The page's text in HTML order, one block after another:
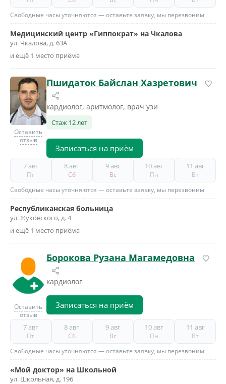
Свободные часы уточняются — оставьте заявку, мы перезвоним
Медицинский центр «Гиппократ» на Чкалова
ул. Чкалова, д. 63А
и ещё 1 место приёма
Оставить
отзыв
Пшидаток Байслан Хазретович
кардиолог, аритмолог, врач узи
Стаж 12 лет
Записаться на приём
7 авг
Пт
8 авг
Сб
9 авг
Вс
10 авг
Пн
11 авг
Вт
Свободные часы уточняются — оставьте заявку, мы перезвоним
Республиканская больница
ул. Жуковского, д. 4
и ещё 1 место приёма
Оставить
отзыв
Борокова Рузана Магамедовна
кардиолог
Записаться на приём
7 авг
Пт
8 авг
Сб
9 авг
Вс
10 авг
Пн
11 авг
Вт
Свободные часы уточняются — оставьте заявку, мы перезвоним
«Мой доктор» на Школьной
ул. Школьная, д. 196